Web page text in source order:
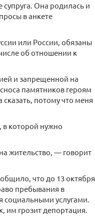
Она родилась и
в анкете
или России, обязаны
об отношении к
и запрещенной на
памятников героям
потому что меня
которой нужно
жительство, — говорит
что до 13 октября
пребывания в
социальными услугами.
им грозит депортация.